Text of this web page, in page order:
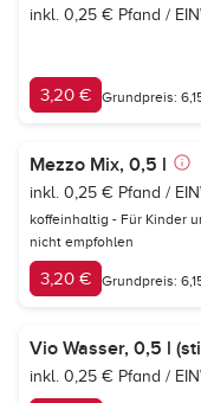
inkl. 0,25 € Pfand /
3,20 € Grundpreis:
Mezzo Mix, 0,5 l
inkl. 0,25 € Pfand /
koffeinhaltig - Für Kinder
nicht empfohlen
3,20 € Grundpreis:
Vio Wasser, 0,5 l
inkl. 0,25 € Pfand /